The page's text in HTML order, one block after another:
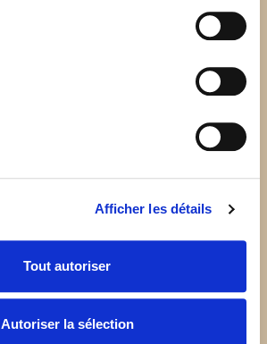
Afficher les détails
Tout autoriser
Autoriser la sélection